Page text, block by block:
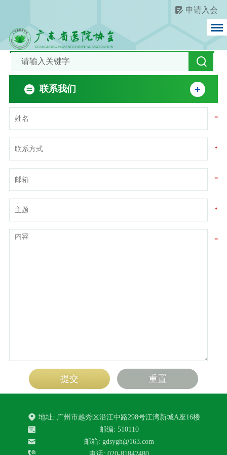
申请入会
联系我们
*
*
*
*
*
地址: 广州市越秀区沿江中路298号江湾新城A座16楼
邮编: 510110
邮箱: gdsygh@163.com